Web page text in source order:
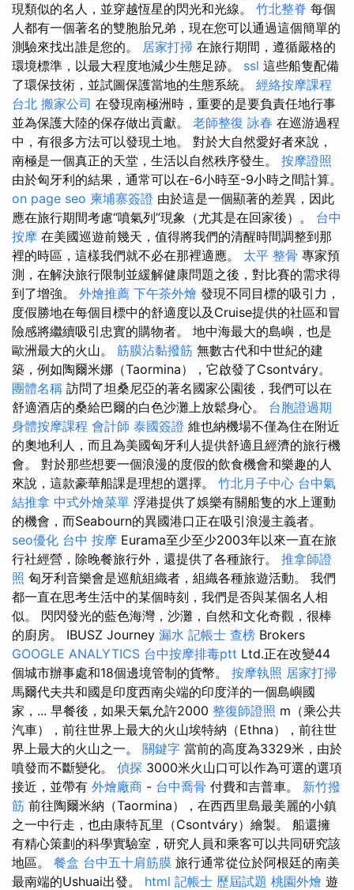
現類似的名人，並穿越恆星的閃光和光線。 竹北整脊 每個
人都有一個著名的雙胞胎兄弟，現在您可以通過這個簡單的
測驗來找出誰是您的。 居家打掃 在旅行期間，遵循嚴格的
環境標準，以最大程度地減少生態足跡。 ssl 這些船隻配備
了環保技術，並試圖保護當地的生態系統。 經絡按摩課程
台北 搬家公司 在發現南極洲時，重要的是要負責任地行事
並為保護大陸的保存做出貢獻。 老師整復 詠春 在巡游過程
中，有很多方法可以發現土地。 對於大自然愛好者來說，
南極是一個真正的天堂，生活以自然秩序發生。 按摩證照
由於匈牙利的結果，通常可以在-6小時至-9小時之間計算。
on page seo 柬埔寨簽證 由於這是一個顯著的差異，因此
應在旅行期間考慮“噴氣列”現象（尤其是在回家後）。 台中
按摩 在美國巡遊前幾天，值得將我們的清醒時間調整到那
裡的時區，這樣我們就不必在那裡適應。 太平 整骨 專家預
測，在解決旅行限制並緩解健康問題之後，對比賽的需求得
到了增強。 外燴推薦 下午茶外燴 發現不同目標的吸引力，
度假勝地在每個目標中的舒適度以及Cruise提供的社區和冒
險感將繼續吸引忠實的購物者。 地中海最大的島嶼，也是
歐洲最大的火山。 筋膜沾黏撥筋 無數古代和中世紀的建
築，例如陶爾米娜（Taormina），它啟發了Csontváry。
團體名稱 訪問了坦桑尼亞的著名國家公園後，我們可以在
舒適酒店的桑給巴爾的白色沙灘上放鬆身心。 台胞證過期
身體按摩課程 會計師 泰國簽證 維也納機場不僅為住在附近
的奧地利人，而且為美國匈牙利人提供舒適且經濟的旅行機
會。 對於那些想要一個浪漫的度假的飲食機會和樂趣的人
來說，這款豪華船課是理想的選擇。 竹北月子中心 台中氣
結推拿 中式外燴菜單 浮港提供了娛樂有關船隻的水上運動
的機會，而Seabourn的異國港口正在吸引浪漫主義者。
seo優化 台中 按摩 Eurama至少至少2003年以來一直在旅
行社經營，除晚餐旅行外，還提供了各種旅行。 推拿師證
照 匈牙利音樂會是巡航組織者，組織各種旅遊活動。 我們
都一直在思考生活中的某個時刻，我們是否與某個名人相
似。 閃閃發光的藍色海灣，沙灘，自然和文化奇觀，很棒
的廚房。 IBUSZ Journey 漏水 記帳士 查榜 Brokers
GOOGLE ANALYTICS 台中按摩排毒ptt Ltd.正在改變44
個城市辦事處和18個邊境管制的貨幣。 按摩執照 居家打掃
馬爾代夫共和國是印度西南尖端的印度洋的一個島嶼國
家，... 早餐後，如果天氣允許2000 整復師證照 m（乘公共
汽車），前往世界上最大的火山埃特納（Ethna），前往世
界上最大的火山之一。 關鍵字 當前的高度為3329米，由於
噴發而不斷變化。 偵探 3000米火山口可以作為可選的選項
接近，並帶有 外燴廠商 - 台中喬骨 付費和吉普車。 新竹撥
筋 前往陶爾米納（Taormina），在西西里島最美麗的小鎮
之一中行走，也由康特瓦里（Csontváry）繪製。 船還擁
有精心策劃的科學實驗室，研究人員和乘客可以共同研究該
地區。 餐盒 台中五十肩筋膜 旅行通常從位於阿根廷的南美
最南端的Ushuai出發。 html 記帳士 歷屆試題 桃園外燴 遊